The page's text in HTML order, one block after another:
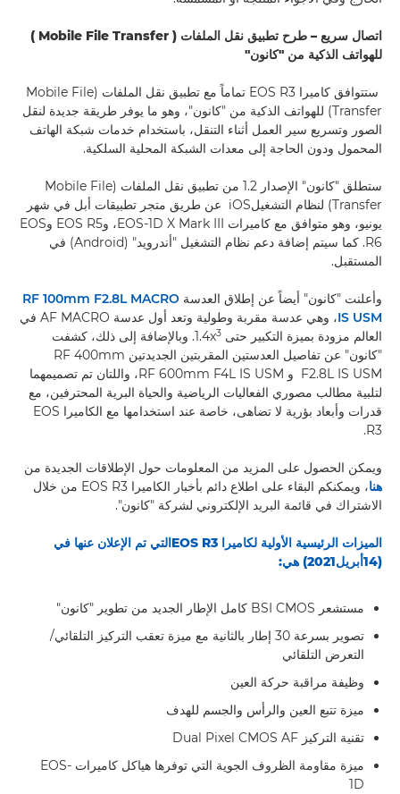
اتصال سريع – طرح تطبيق نقل الملفات ( Mobile File Transfer
)
للهواتف الذكية من "كانون"
ستتوافق كاميرا EOS R3 تماماً مع تطبيق نقل الملفات (Mobile File
Transfer) للهواتف الذكية من "كانون"، وهو ما يوفر طريقة جديدة لنقل
الصور وتسريع سير العمل أثناء التنقل، باستخدام خدمات شبكة الهاتف
المحمول ودون الحاجة إلى معدات الشبكة المحلية السلكية.
ستطلق "كانون" الإصدار 1.2 من تطبيق نقل الملفات (Mobile File
Transfer) لنظام التشغيلiOS عن طريق متجر تطبيقات أبل في شهر
يونيو، وهو متوافق مع كاميرات EOS-1D X Mark III، وEOS R5 وEOS
R6. كما سيتم إضافة دعم نظام التشغيل "أندرويد" (Android) في
المستقبل.
وأعلنت "كانون" أيضاً عن إطلاق العدسة RF 100mm F2.8L MACRO
IS USM
، وهي عدسة مقربة وطولية وتعد أول عدسة AF MACRO في
العالم مزودة بميزة التكبير حتى 1.4x 3
. وبالإضافة إلى ذلك، كشفت
"كانون" عن تفاصيل العدستين المقربتين الجديدتين RF 400mm
F2.8L IS USM و RF 600mm F4L IS USM، واللتان تم تصميمهما
لتلبية مطالب مصوري الفعاليات الرياضية والحياة البرية المحترفين، مع
قدرات وأبعاد بؤرية لا تضاهى، خاصة عند استخدامها مع الكاميرا EOS
R3.
ويمكن الحصول على المزيد من المعلومات حول الإطلاقات الجديدة من
هنا
، ويمكنكم البقاء على اطلاع دائم بأخبار الكاميرا EOS R3 من خلال
الاشتراك في قائمة البريد الإلكتروني لشركة "كانون".
الميزات الرئيسية الأولية لكاميرا EOS R3 التي تم الإعلان عنها في
(
14 أبريل2021) هي:
مستشعر BSI CMOS كامل الإطار الجديد من تطوير "كانون"
تصوير بسرعة 30 إطار بالثانية مع ميزة تعقب التركيز التلقائي/
التعرض التلقائي
وظيفة مراقبة حركة العين
ميزة تتبع العين والرأس والجسم للهدف
تقنية التركيز Dual Pixel CMOS AF
ميزة مقاومة الظروف الجوية التي توفرها هياكل كاميرات EOS-
1D